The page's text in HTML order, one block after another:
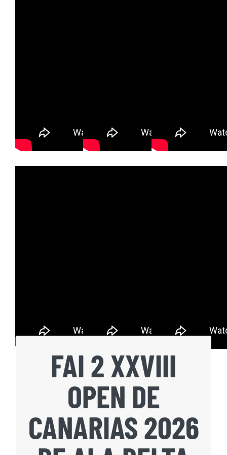
FAI 2 XXVIII
OPEN DE
CANARIAS 2026
Abierto de
Canarias 2026
Clase 1, Clase 1